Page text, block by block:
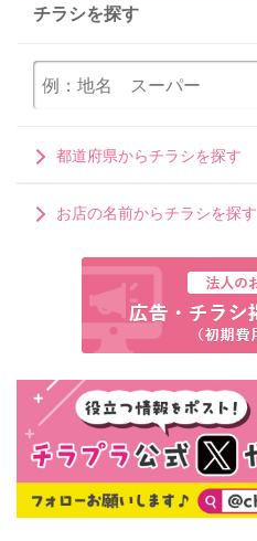
チラシを探す
都道府県からチラシを探す
お店の名前からチラシを探す